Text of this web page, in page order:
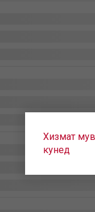
Хизмат
кунед